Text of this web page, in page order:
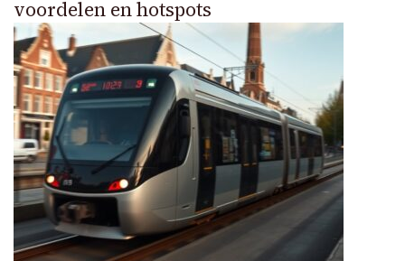
voordelen en hotspots